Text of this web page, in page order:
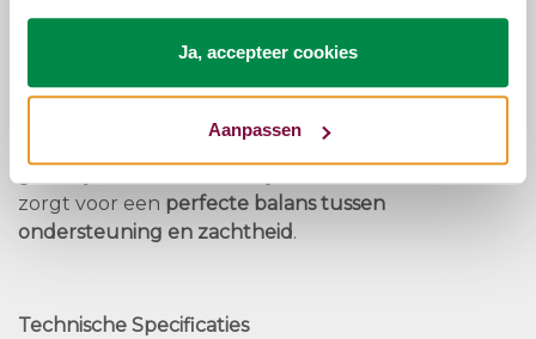
Ja, accepteer cookies
Aanpassen
✅Goede ventilatie en vochtregulatie voor een fris
✅Verkrijgbaar in medium en firm stevigheid
Kreamat Matras Carto H – Krea P23 Talalay
zorgt voor een perfecte balans tussen
ondersteuning en zachtheid.
Technische Specificaties